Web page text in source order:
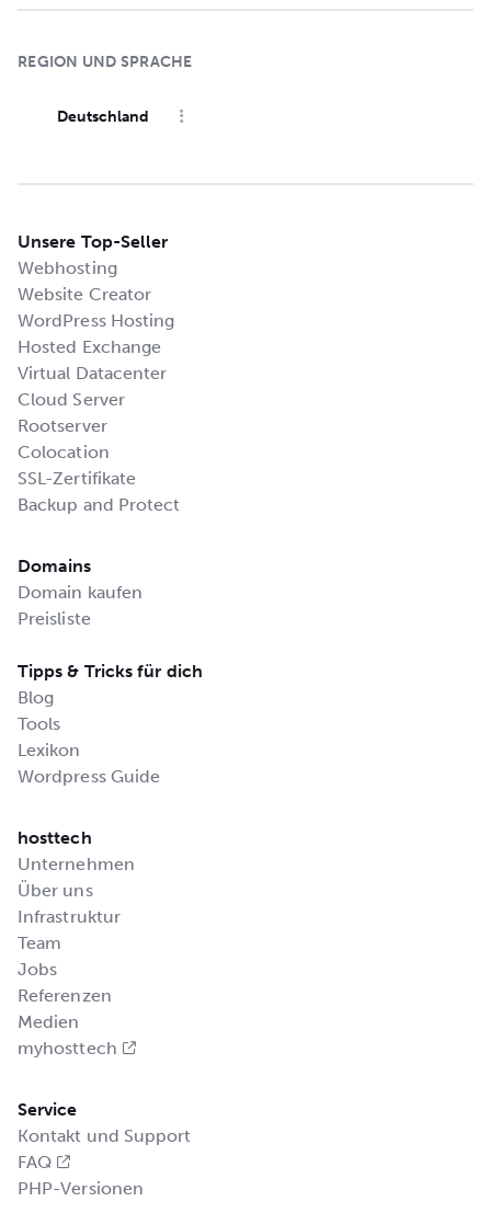
REGION UND SPRACHE
Deutschland
Unsere Top-Seller
Webhosting
Website Creator
WordPress Hosting
Hosted Exchange
Virtual Datacenter
Cloud Server
Rootserver
Colocation
SSL-Zertifikate
Backup and Protect
Domains
Domain kaufen
Preisliste
Tipps & Tricks für dich
Blog
Tools
Lexikon
Wordpress Guide
hosttech
Unternehmen
Über uns
Infrastruktur
Team
Jobs
Referenzen
Medien
myhosttech
Service
Kontakt und Support
FAQ
PHP-Versionen